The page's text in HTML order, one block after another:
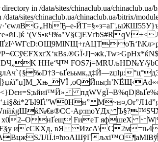
in /data/sites/chinaclub.ua/
/data/sites/chinaclub.ua/chinaclub.ua/
НHе‘Ч™
}џќї”џ]М_Xњ_VЇ
x02–OнҐещ FиeТ
исСКХд‚
љxi™O¶aМlВў